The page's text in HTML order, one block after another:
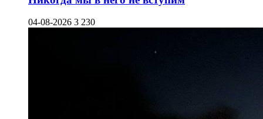
04-08-2026 3 230